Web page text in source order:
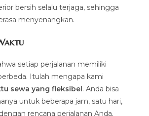
bersih selalu terjaga, sehingga
menyenangkan.
setiap perjalanan memiliki
Itulah mengapa kami
sewa yang fleksibel. Anda bisa
untuk beberapa jam, satu hari,
rencana perjalanan Anda.